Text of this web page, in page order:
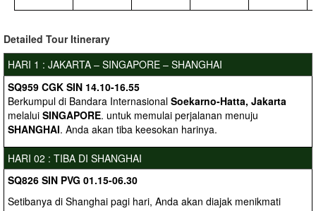
Detailed Tour Itinerary
HARI 1 : JAKARTA – SINGAPORE – SHANGHAI
SQ959 CGK SIN 14.10-16.55
Berkumpul di Bandara Internasional Soekarno-Hatta, Jakarta
melalui SINGAPORE. untuk memulai perjalanan menuju
SHANGHAI. Anda akan tiba keesokan harinya.
HARI 02 : TIBA DI SHANGHAI
SQ826 SIN PVG 01.15-06.30
Setibanya di Shanghai pagi hari, Anda akan diajak menikmati